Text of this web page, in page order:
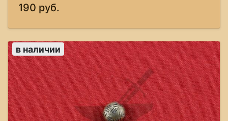
190 руб.
в наличии